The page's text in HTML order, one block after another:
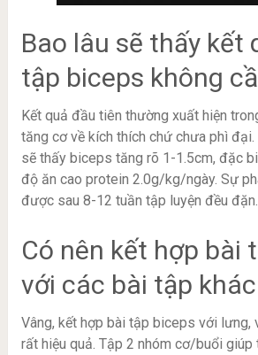
Bao lâu sẽ thấy kết
tập biceps không
Kết quả đầu tiên thường xuất hiện
tăng cơ về kích thích chứ chưa phì đại.
sẽ thấy biceps tăng rõ 1-1.5cm, đặc
độ ăn cao protein 2.0g/kg/ngày. Sự
được sau 8-12 tuần tập luyện đều đặn.
Có nên kết hợp bài
với các bài tập
Vâng, kết hợp bài tập biceps với lưng,
rất hiệu quả. Tập 2 nhóm cơ/buổi giúp